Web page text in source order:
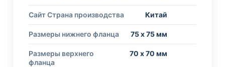
Сайт Страна производства Китай
Размеры нижнего фланца 75 х 75 мм
Размеры верхнего
фланца
70 х 70 мм